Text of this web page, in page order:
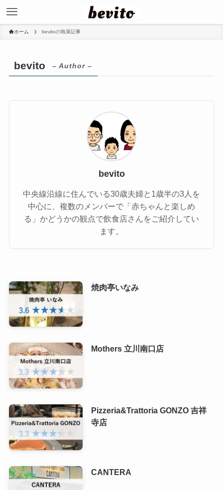
ホーム bevitoの執筆記事
bevito – Author –
bevito
中央線沿線に住んでいる30歳夫婦と1歳半の3人を
中心に、複数のメンバーで「赤ちゃんと楽しめ
る」かどうかの観点で飲食店さんをご紹介してい
ます。
焼肉亭いなみ
Mothers 立川南口店
Pizzeria&Trattoria GONZO 吉祥
寺店
CANTERA